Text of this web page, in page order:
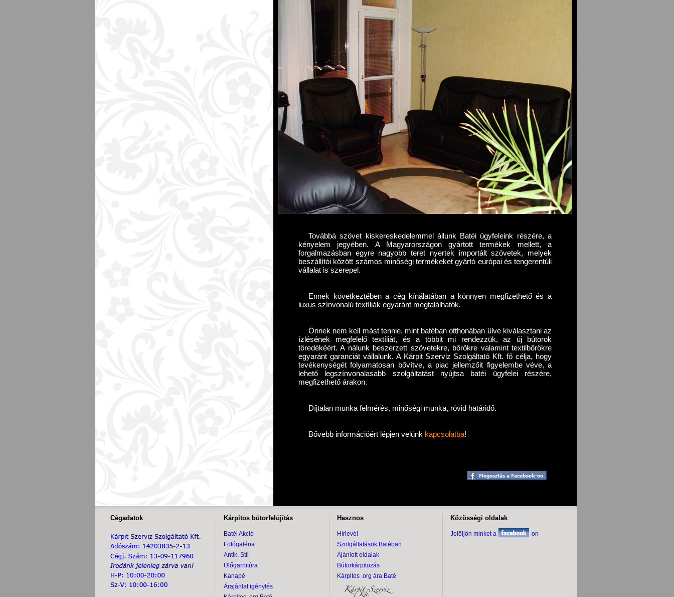
Továbbá szövet kiskereskedelemmel állunk Batéi ügyfeleink részére, a
kényelem jegyében. A Magyarországon gyártott termékek mellett, a
forgalmazásban egyre nagyobb teret nyertek importált szövetek, melyek
beszállítói között számos minőségi termékeket gyártó európai és tengerentúli
vállalat is szerepel.
Ennek következtében a cég kínálatában a könnyen megfizethető és a
luxus színvonalú textíliák egyaránt megtalálhatók.
Önnek nem kell mást tennie, mint batéban otthonában ülve kiválasztani az
ízlésének megfelelő textíliát, és a többit mi rendezzük, az új bútorok
töredékéért. A nálunk beszerzett szövetekre, bőrökre valamint textilbőrökre
egyaránt garanciát vállalunk. A Kárpit Szerviz Szolgáltató Kft. fő célja, hogy
tevékenységét folyamatosan bővítve, a piac jellemzőit figyelembe véve, a
lehető legszínvonalasabb szolgáltatást nyújtsa batéi ügyfelei részére,
megfizethető árakon.
Díjtalan munka felmérés, minőségi munka, rövid határidő.
Bővebb információért lépjen velünk kapcsolatba!
Cégadatok Kárpitos bútorfelújítás
Batéi Akció
Fotógaléria
Antik, Stíl
Ülőgarnitúra
Kanapé
Árajánlat igénylés
Hasznos
Hírlevél
Szolgáltatások Batéban
Ajánlott oldalak
Bútorkárpitozás
Kárpitos .org ára Baté
Közösségi oldalak
Jelöljön minket a -on